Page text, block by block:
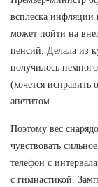
всплеска инфляции
может пойти на
пенсий. Делала из
получилось
(хочется
апетитом.
Поэтому вес
чувствовать
телефон с
с гимнастикой.